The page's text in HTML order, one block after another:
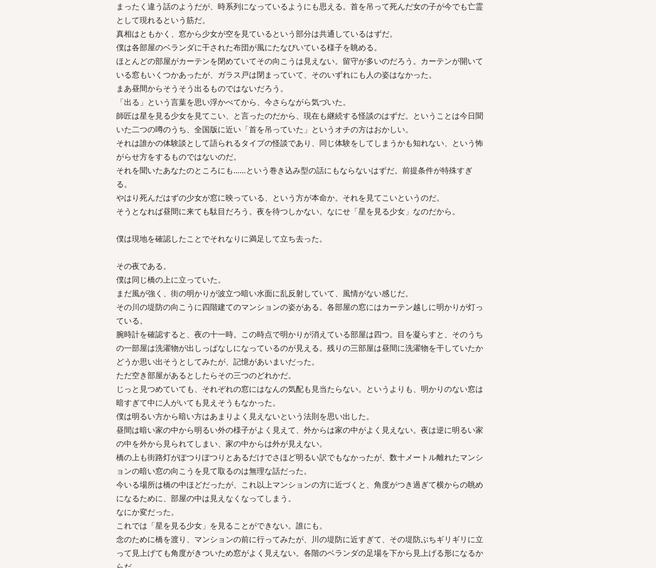
まったく違う話のようだが、時系列になっているようにも思える。首を吊って死んだ女の子が今でも亡霊
として現れるという筋だ。
真相はともかく、窓から少女が空を見ているという部分は共通しているはずだ。
僕は各部屋のベランダに干された布団が風にたなびいている様子を眺める。
ほとんどの部屋がカーテンを閉めていてその向こうは見えない。留守が多いのだろう。カーテンが開いて
いる窓もいくつかあったが、ガラス戸は閉まっていて、そのいずれにも人の姿はなかった。
まあ昼間からそうそう出るものではないだろう。
「出る」という言葉を思い浮かべてから、今さらながら気づいた。
師匠は星を見る少女を見てこい、と言ったのだから、現在も継続する怪談のはずだ。ということは今日聞
いた二つの噂のうち、全国版に近い「首を吊っていた」というオチの方はおかしい。
それは誰かの体験談として語られるタイプの怪談であり、同じ体験をしてしまうかも知れない、という怖
がらせ方をするものではないのだ。
それを聞いたあなたのところにも……という巻き込み型の話にもならないはずだ。前提条件が特殊すぎ
る。
やはり死んだはずの少女が窓に映っている、という方が本命か。それを見てこいというのだ。
そうとなれば昼間に来ても駄目だろう。夜を待つしかない。なにせ「星を見る少女」なのだから。
僕は現地を確認したことでそれなりに満足して立ち去った。
その夜である。
僕は同じ橋の上に立っていた。
まだ風が強く、街の明かりが波立つ暗い水面に乱反射していて、風情がない感じだ。
その川の堤防の向こうに四階建てのマンションの姿がある。各部屋の窓にはカーテン越しに明かりが灯っ
ている。
腕時計を確認すると、夜の十一時。この時点で明かりが消えている部屋は四つ。目を凝らすと、そのうち
の一部屋は洗濯物が出しっぱなしになっているのが見える。残りの三部屋は昼間に洗濯物を干していたか
どうか思い出そうとしてみたが、記憶があいまいだった。
ただ空き部屋があるとしたらその三つのどれかだ。
じっと見つめていても、それぞれの窓にはなんの気配も見当たらない。というよりも、明かりのない窓は
暗すぎて中に人がいても見えそうもなかった。
僕は明るい方から暗い方はあまりよく見えないという法則を思い出した。
昼間は暗い家の中から明るい外の様子がよく見えて、外からは家の中がよく見えない。夜は逆に明るい家
の中を外から見られてしまい、家の中からは外が見えない。
橋の上も街路灯がぽつりぽつりとあるだけでさほど明るい訳でもなかったが、数十メートル離れたマンシ
ョンの暗い窓の向こうを見て取るのは無理な話だった。
今いる場所は橋の中ほどだったが、これ以上マンションの方に近づくと、角度がつき過ぎて横からの眺め
になるために、部屋の中は見えなくなってしまう。
なにか変だった。
これでは「星を見る少女」を見ることができない。誰にも。
念のために橋を渡り、マンションの前に行ってみたが、川の堤防に近すぎて、その堤防ぶちギリギリに立
って見上げても角度がきついため窓がよく見えない。各階のベランダの足場を下から見上げる形になるか